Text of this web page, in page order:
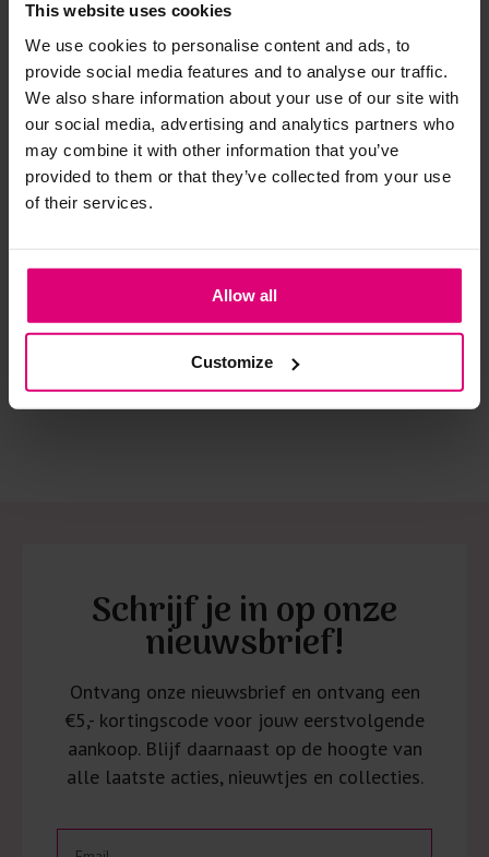
This website uses cookies
We use cookies to personalise content and ads, to
provide social media features and to analyse our traffic.
We also share information about your use of our site with
our social media, advertising and analytics partners who
may combine it with other information that you’ve
provided to them or that they’ve collected from your use
of their services.
Allow all
Customize
Strijkijzer/droogtrommel:
Kledingstukken met elastine zijn niet bestand tegen de hitte
van het strijkijzer en/of de droogtrommel. Ook in veel
spijkerbroeken is elastine (stretch) verwerkt en mogen dus
niet gestreken worden en/of in de droogtrommel.
Twijfels? Wij staan klaar voor advies op maat.
Pom Amsterdam
oversized
Neo noir
Top met polokraag
Schrijf je in op onze
nieuwsbrief!
Ontvang onze nieuwsbrief en ontvang een
€5,- kortingscode voor jouw eerstvolgende
aankoop. Blijf daarnaast op de hoogte van
alle laatste acties, nieuwtjes en collecties.